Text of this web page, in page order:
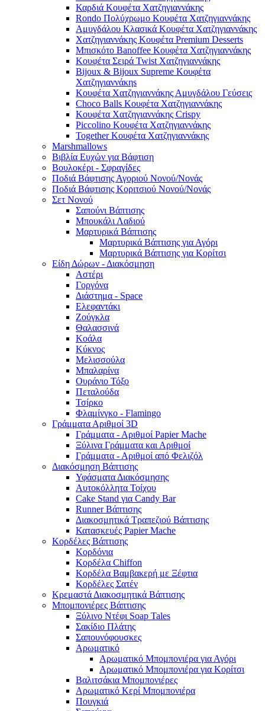
Καρδιά Κουφέτα Χατζηγιαννάκης
Rondo Πολύχρωμο Κουφέτα Χατζηγιαννάκης
Αμυγδάλου Κλασικά Κουφέτα Χατζηγιαννάκης
Χατζηγιαννάκης Κουφέτα Premium Desserts
Μπισκότο Banoffee Κουφέτα Χατζηγιαννάκης
Κουφέτα Σειρά Twist Χατζηγιαννάκης
Bijoux & Bijoux Supreme Κουφέτα
Χατζηγιαννάκηs
Κουφέτα Χατζηγιαννάκης Αμυγδάλου Γεύσεις
Choco Balls Κουφέτα Χατζηγιαννάκης
Κουφέτα Χατζηγιαννάκης Crispy
Piccolino Κουφέτα Χατζηγιαννάκης
Together Κουφέτα Χατζηγιαννάκης
Marshmallows
Βιβλία Ευχών για Βάφτιση
Βουλοκέρι - Σφραγίδες
Ποδιά Βάφτισης Αγοριού Νονού/Νονάς
Ποδιά Βάφτισης Κοριτσιού Νονού/Νονάς
Σετ Νονού
Σαπούνι Βάπτισης
Μπουκάλι Λαδιού
Μαρτυρικά Βάπτισης
Μαρτυρικά Βάπτισης για Αγόρι
Μαρτυρικά Βάπτισης για Κορίτσι
Είδη Δώρων - Διακόσμηση
Αστέρι
Γοργόνα
Διάστημα - Space
Ελεφαντάκι
Ζούγκλα
Θαλασσινά
Κοάλα
Κύκνος
Μελισσούλα
Μπαλαρίνα
Ουράνιο Τόξο
Πεταλούδα
Τσίρκο
Φλαμίνγκο - Flamingo
Γράμματα Αριθμοί 3D
Γράμματα - Αριθμοί Papier Mache
Ξύλινα Γράμματα και Αριθμοί
Γράμματα - Αριθμοί από Φελιζόλ
Διακόσμηση Βάπτισης
Υφάσματα Διακόσμησης
Αυτοκόλλητα Τοίχου
Cake Stand για Candy Bar
Runner Βάπτισης
Διακοσμητικά Τραπεζιού Βάπτισης
Κατασκευές Papier Mache
Κορδέλες Βάπτισης
Κορδόνια
Κορδέλα Chiffon
Κορδέλα Βαμβακερή με Ξέφτια
Κορδέλες Σατέν
Κρεμαστά Διακοσμητικά Βάπτισης
Μπομπονιέρες Βάπτισης
Ξύλινο Ντέφι Soap Tales
Σακίδιο Πλάτης
Σαπουνόφουσκες
Αρωματικό
Αρωματικό Μπομπονιέρα για Αγόρι
Αρωματικό Μπομπονιέρα για Κορίτσι
Βαλιτσάκια Μπομπονιέρες
Αρωματικό Κερί Μπομπονιέρα
Πουγκιά